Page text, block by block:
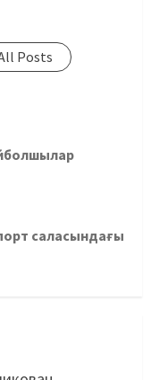
Posts
саласындағы